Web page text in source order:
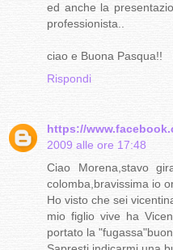
ed anche la
professionista..
ciao e Buona Pasqua!!
Rispondi
https://
2009 alle ore 17:48
Ciao Morena,stavo
colomba,bravissima io
Ho visto che sei
mio figlio vive ha
portato la